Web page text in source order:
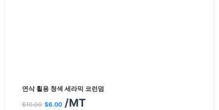
연삭 휠용 청색 세라믹 코런덤
$10.00 $6.00
재
/MT